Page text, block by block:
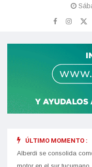
ÚLTIMO MOMENTO :
Alberdi se consolida